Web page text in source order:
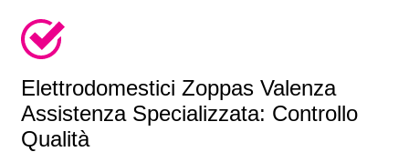
Elettrodomestici Zoppas Valenza
Assistenza Specializzata: Controllo
Qualità